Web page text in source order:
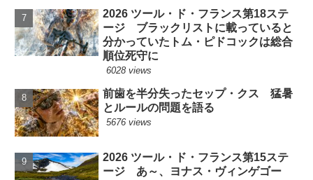
2026 ツール・ド・フランス第18ステ
ージ ブラックリストに載っていると
分かっていたトム・ピドコックは総合
順位死守に
6028 views
前歯を半分失ったセップ・クス 猛暑
とルールの問題を語る
5676 views
2026 ツール・ド・フランス第15ステ
ージ あ～、ヨナス・ヴィンゲゴー